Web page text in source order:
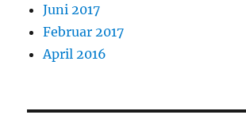
Juni 2017
Februar 2017
April 2016